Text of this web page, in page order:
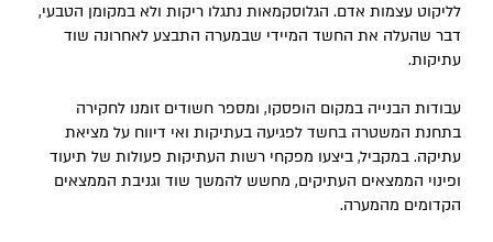
לליקוט עצמות אדם. הגלוסקמאות נתגלו ריקות ולא במקומן הטבעי,
דבר שהעלה את החשד המיידי שבמערה התבצע לאחרונה שוד
עתיקות.
עבודות הבנייה במקום הופסקו, ומספר חשודים זומנו לחקירה
בתחנת המשטרה בחשד לפגיעה בעתיקות ואי דיווח על מציאת
עתיקה. במקביל, ביצעו מפקחי רשות העתיקות פעולות של תיעוד
ופינוי הממצאים העתיקים, מחשש להמשך שוד וגניבת הממצאים
הקדומים מהמערה.